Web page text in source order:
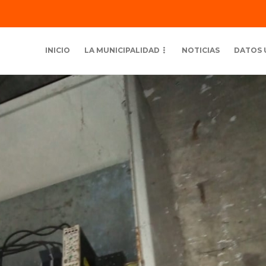
INICIO LA MUNICIPALIDAD NOTICIAS DATOS